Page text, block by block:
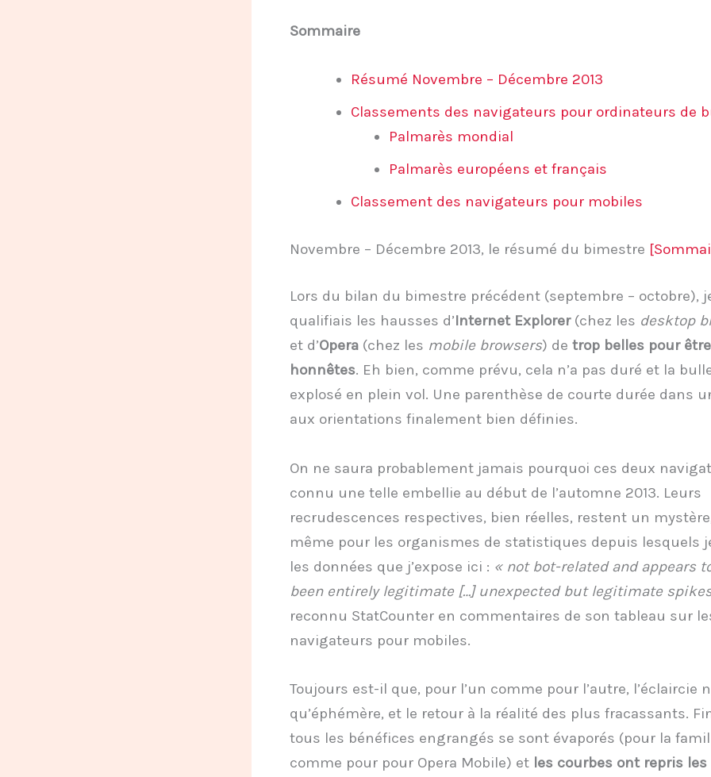
Sommaire
Résumé Novembre – Décembre 2013
Classements des navigateurs pour ordinateurs de
Palmarès mondial
Palmarès européens et français
Classement des navigateurs pour mobiles
Novembre – Décembre 2013, le résumé du bimestre
Lors du bilan du bimestre précédent (septembre – octobre),
qualifiais les hausses d’Internet Explorer(chez les desktop
et d’Opera(chez les mobile browsers) de trop belles pour être
honnêtes. Eh bien, comme prévu, cela n’a pas duré et la
explosé en plein vol. Une parenthèse de courte durée dans
aux orientations finalement bien définies.
On ne saura probablement jamais pourquoi ces deux
connu une telle embellie au début de l’automne 2013. Leurs
recrudescences respectives, bien réelles, restent un
même pour les organismes de statistiques depuis lesquels
les données que j’expose ici : « not bot-related and appears
been entirely legitimate […] unexpected but legitimate
reconnu StatCounter en commentaires de son tableau sur
navigateurs pour mobiles.
Toujours est-il que, pour l’un comme pour l’autre, l’éclaircie
qu’éphémère, et le retour à la réalité des plus fracassants.
tous les bénéfices engrangés se sont évaporés (pour la
comme pour pour Opera Mobile) et les courbes ont repris les